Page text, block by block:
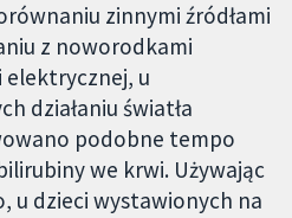
zinnymi źródłami
z noworodkami
u
działaniu światła
podobne tempo
we krwi. Używając
u dzieci wystawionych na